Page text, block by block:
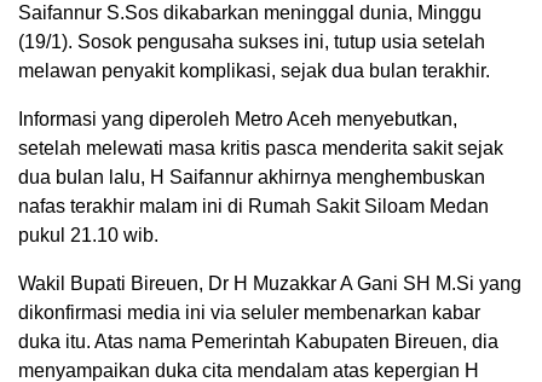
Saifannur S.Sos dikabarkan meninggal dunia, Minggu
(19/1). Sosok pengusaha sukses ini, tutup usia setelah
melawan penyakit komplikasi, sejak dua bulan terakhir.
Informasi yang diperoleh Metro Aceh menyebutkan,
setelah melewati masa kritis pasca menderita sakit sejak
dua bulan lalu, H Saifannur akhirnya menghembuskan
nafas terakhir malam ini di Rumah Sakit Siloam Medan
pukul 21.10 wib.
Wakil Bupati Bireuen, Dr H Muzakkar A Gani SH M.Si yang
dikonfirmasi media ini via seluler membenarkan kabar
duka itu. Atas nama Pemerintah Kabupaten Bireuen, dia
menyampaikan duka cita mendalam atas kepergian H